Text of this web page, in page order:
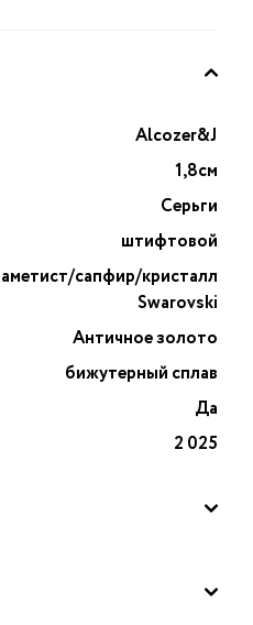
Alcozer&J
1,8см
Серьги
штифтовой
аметист/сапфир/кристалл
Swarovski
Античное золото
бижутерный сплав
Да
2 025
— воплощение